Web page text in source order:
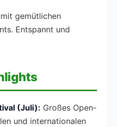
gemütlichen
Entspannt und
(Juli): Großes Open-
und internationalen